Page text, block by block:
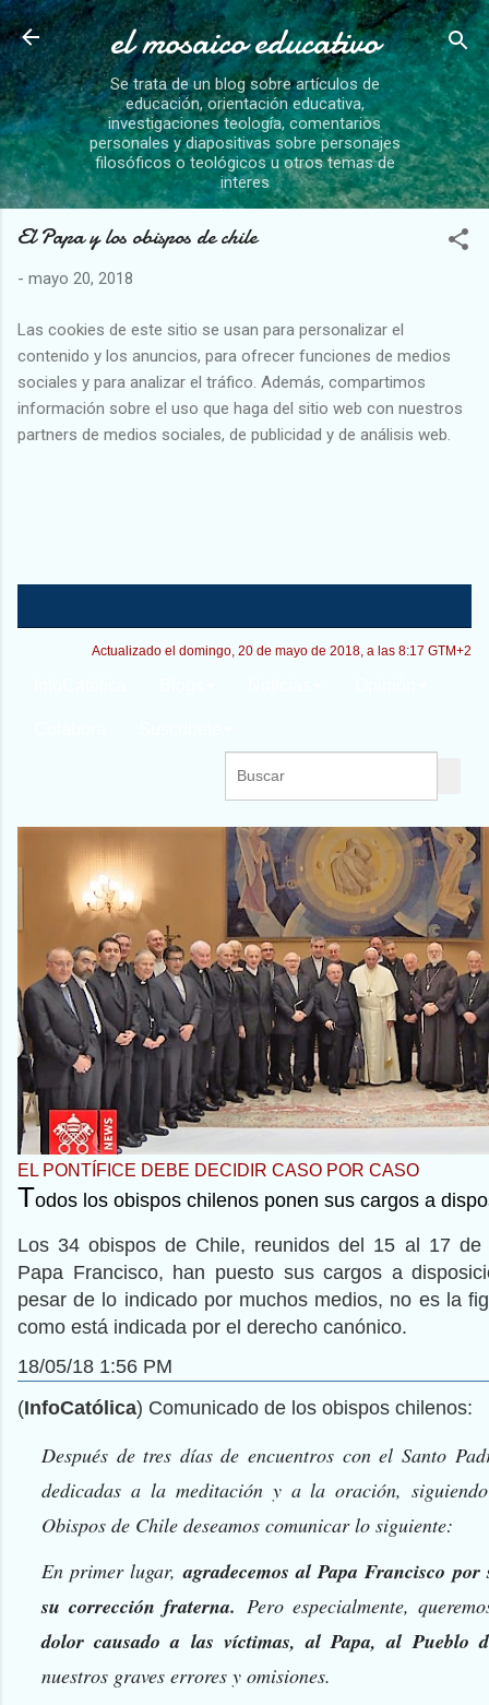
Ir al contenido principal
el mosaico educativo
Se trata de un blog sobre artículos de
educación, orientación educativa,
investigaciones teología, comentarios
personales y diapositivas sobre personajes
filosóficos o teológicos u otros temas de
interes
El Papa y los obispos de chile
- mayo 20, 2018
Las cookies de este sitio se usan para personalizar el
contenido y los anuncios, para ofrecer funciones de medios
sociales y para analizar el tráfico. Además, compartimos
información sobre el uso que haga del sitio web con nuestros
partners de medios sociales, de publicidad y de análisis web.
Actualizado el domingo, 20 de mayo de 2018, a las 8:17 GTM+2
EL PONTÍFICE DEBE DECIDIR CASO POR CASO
Todos los obispos chilenos ponen sus cargos a
Los 34 obispos de Chile, reunidos del 15 al 17
Papa Francisco, han puesto sus cargos a
pesar de lo indicado por muchos medios, no es la
como está indicada por el derecho canónico.
18/05/18 1:56 PM
(InfoCatólica) Comunicado de los obispos chilenos:
Después de tres días de encuentros con el Santo
dedicadas a la meditación y a la oración,
Obispos de Chile deseamos comunicar lo siguiente:
En primer lugar,agradecemos al Papa Francisco por
su corrección fraterna. Pero especialmente,
dolor causado a las víctimas, al Papa, al Pueblo
nuestros graves errores y omisiones.